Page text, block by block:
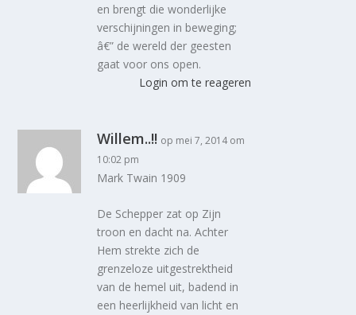
en brengt die wonderlijke
verschijningen in beweging;
â€” de wereld der geesten
gaat voor ons open.
Login om te reageren
Willem..!! op mei 7, 2014 om
10:02 pm
Mark Twain 1909
De Schepper zat op Zijn
troon en dacht na. Achter
Hem strekte zich de
grenzeloze uitgestrektheid
van de hemel uit, badend in
een heerlijkheid van licht en